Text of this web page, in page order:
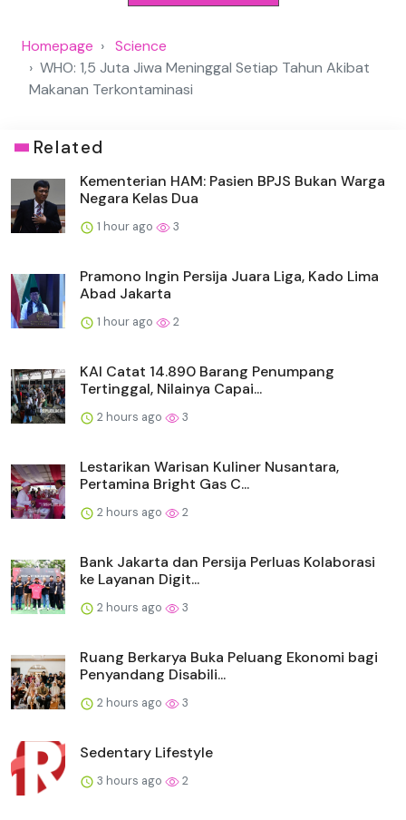
Homepage
Science
WHO: 1,5 Juta Jiwa Meninggal Setiap Tahun Akibat
Makanan Terkontaminasi
Related
Kementerian HAM: Pasien BPJS Bukan Warga
Negara Kelas Dua
1 hour ago 3
Pramono Ingin Persija Juara Liga, Kado Lima
Abad Jakarta
1 hour ago 2
KAI Catat 14.890 Barang Penumpang
Tertinggal, Nilainya Capai...
2 hours ago 3
Lestarikan Warisan Kuliner Nusantara,
Pertamina Bright Gas C...
2 hours ago 2
Bank Jakarta dan Persija Perluas Kolaborasi
ke Layanan Digit...
2 hours ago 3
Ruang Berkarya Buka Peluang Ekonomi bagi
Penyandang Disabili...
2 hours ago 3
Sedentary Lifestyle
3 hours ago 2